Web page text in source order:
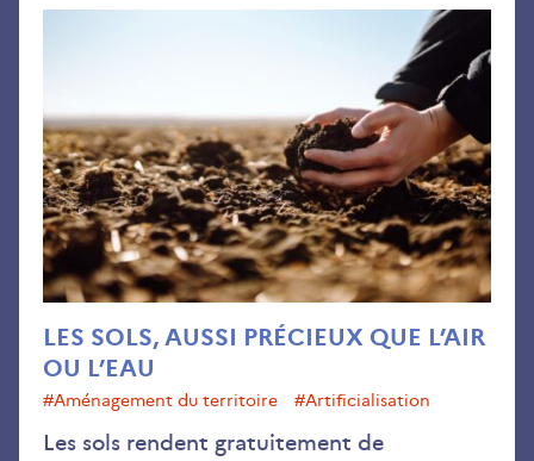
LES SOLS, AUSSI PRÉCIEUX QUE L’AIR
OU L’EAU
#aménagement du territoire #Artificialisation
Les sols rendent gratuitement de
que
l’air
ou